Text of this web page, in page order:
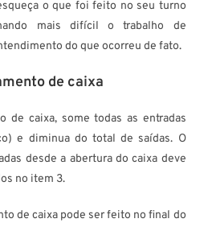
o que foi feito no seu turno
mais difícil o trabalho de
do que ocorreu de fato.
de caixa
de caixa, some todas as entradas
e diminua do total de saídas. O
desde a abertura do caixa deve
no item 3.
de caixa pode ser feito no final do